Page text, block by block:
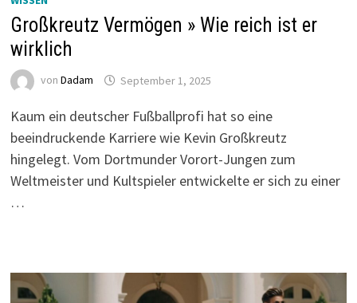
Großkreutz Vermögen » Wie reich ist er
wirklich
von Dadam September 1, 2025
Kaum ein deutscher Fußballprofi hat so eine
beeindruckende Karriere wie Kevin Großkreutz
hingelegt. Vom Dortmunder Vorort-Jungen zum
Weltmeister und Kultspieler entwickelte er sich zu einer
…